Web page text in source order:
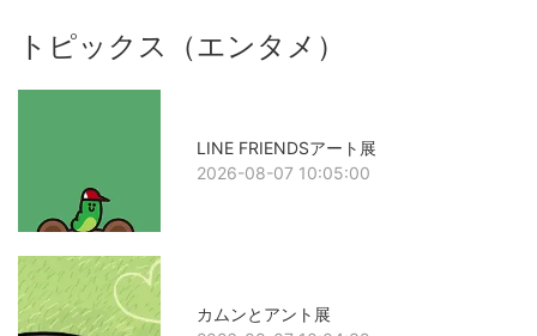
トピックス（エンタメ）
LINE FRIENDSアート展
2026-08-07 10:05:00
カムンとアント展